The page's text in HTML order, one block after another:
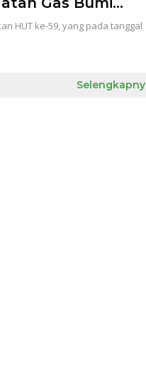
HUT ke-59, yang pada tanggal